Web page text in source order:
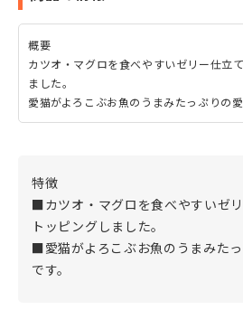
概要
カツオ・マグロを食べやすいゼリー仕立
ました。
愛猫がよろこぶお魚のうまみたっぷりの愛
特徴
■カツオ・マグロを食べやすいゼ
トッピングしました。
■愛猫がよろこぶお魚のうまみた
です。